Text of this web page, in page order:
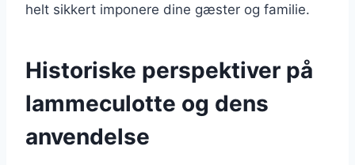
helt sikkert imponere dine gæster og familie.
Historiske perspektiver på
lammeculotte og dens
anvendelse